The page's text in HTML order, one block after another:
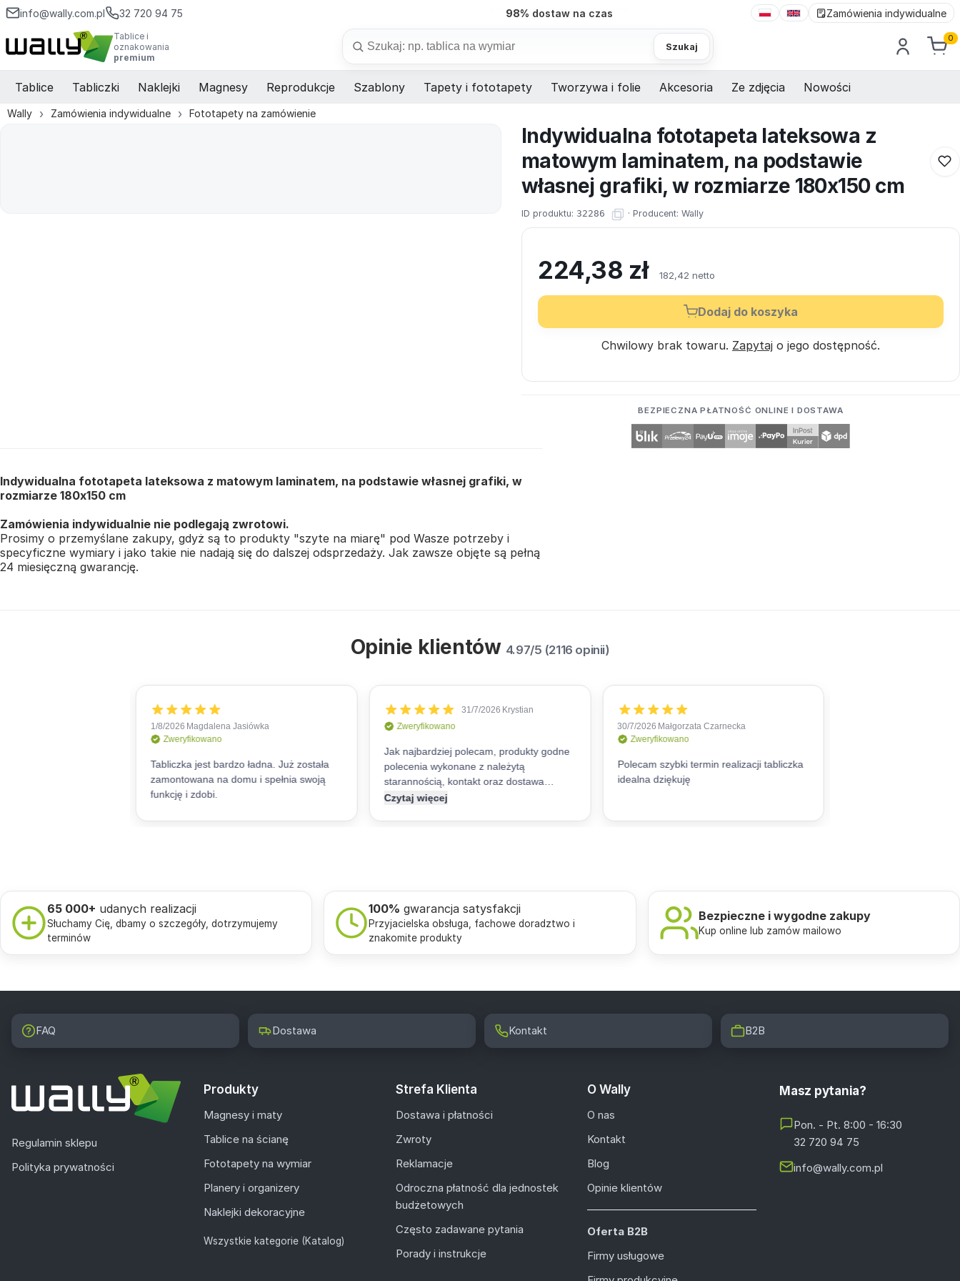
info@wally.com.pl 32 720 94 75 98% dostaw na czas Zamówienia indywidualne
Tablice i
oznakowania
premium
Szukaj
0
Tablice Tabliczki Naklejki Magnesy Reprodukcje Szablony Tapety i fototapety Tworzywa i folie Akcesoria Ze zdjęcia Nowości
Wally Zamówienia indywidualne Fototapety na zamówienie
Indywidualna fototapeta lateksowa z
matowym laminatem, na podstawie
własnej grafiki, w rozmiarze 180x150 cm
ID produktu: 32286 · Producent: Wally
224,38 zł 182,42 netto
Dodaj do koszyka
Chwilowy brak towaru. Zapytaj o jego dostępność.
BEZPIECZNA PŁATNOŚĆ ONLINE I DOSTAWA
Indywidualna fototapeta lateksowa z matowym laminatem, na podstawie własnej grafiki, w
rozmiarze 180x150 cm
Zamówienia indywidualnie nie podlegają zwrotowi.
Prosimy o przemyślane zakupy, gdyż są to produkty "szyte na miarę" pod Wasze potrzeby i
specyficzne wymiary i jako takie nie nadają się do dalszej odsprzedaży. Jak zawsze objęte są pełną
24 miesięczną gwarancję.
Opinie klientów 4.97/5 (2116 opinii)
65 000+ udanych realizacji
Słuchamy Cię, dbamy o szczegóły, dotrzymujemy
terminów
100% gwarancja satysfakcji
Przyjacielska obsługa, fachowe doradztwo i
znakomite produkty
Bezpieczne i wygodne zakupy
Kup online lub zamów mailowo
FAQ Dostawa Kontakt B2B
Regulamin sklepu
Polityka prywatności
Produkty
Magnesy i maty
Tablice na ścianę
Fototapety na wymiar
Planery i organizery
Naklejki dekoracyjne
Wszystkie kategorie (Katalog)
Strefa Klienta
Dostawa i płatności
Zwroty
Reklamacje
Odroczna płatność dla jednostek
budżetowych
Często zadawane pytania
Porady i instrukcje
O Wally
O nas
Kontakt
Blog
Opinie klientów
Oferta B2B
Firmy usługowe
Masz pytania?
Pon. - Pt. 8:00 - 16:30
32 720 94 75
info@wally.com.pl